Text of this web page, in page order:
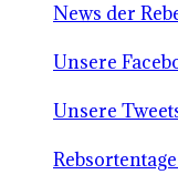
News der
Unsere
Unsere